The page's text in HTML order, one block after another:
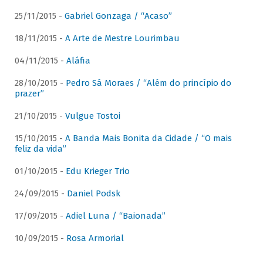
25/11/2015 - Gabriel Gonzaga / “Acaso”
18/11/2015 - A Arte de Mestre Lourimbau
04/11/2015 - Aláfia
28/10/2015 - Pedro Sá Moraes / “Além do princípio do
prazer”
21/10/2015 - Vulgue Tostoi
15/10/2015 - A Banda Mais Bonita da Cidade / “O mais
feliz da vida”
01/10/2015 - Edu Krieger Trio
24/09/2015 - Daniel Podsk
17/09/2015 - Adiel Luna / “Baionada”
10/09/2015 - Rosa Armorial